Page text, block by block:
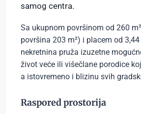
samog centra.
Sa ukupnom površinom od 260
površina 203 m²) i placem od 3,44
nekretnina pruža izuzetne
život veće ili višečlane porodice
a istovremeno i blizinu svih
Raspored prostorija